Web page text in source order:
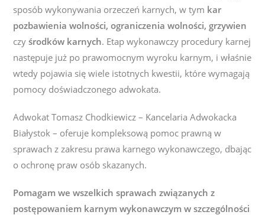
sposób wykonywania orzeczeń karnych, w tym kar
pozbawienia wolności, ograniczenia wolności, grzywien
czy środków karnych. Etap wykonawczy procedury karnej
następuje już po prawomocnym wyroku karnym, i właśnie
wtedy pojawia się wiele istotnych kwestii, które wymagają
pomocy doświadczonego adwokata.
Adwokat Tomasz Chodkiewicz – Kancelaria Adwokacka
Białystok – oferuje kompleksową pomoc prawną w
sprawach z zakresu prawa karnego wykonawczego, dbając
o ochronę praw osób skazanych.
Pomagam we wszelkich sprawach związanych z
postępowaniem karnym wykonawczym w szczególności